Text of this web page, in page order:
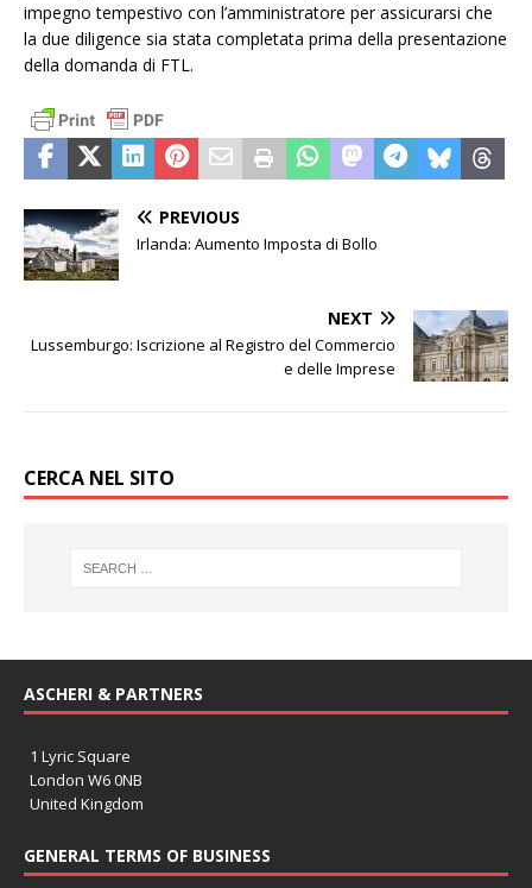
impegno tempestivo con l’amministratore per assicurarsi che
la due diligence sia stata completata prima della presentazione
della domanda di FTL.
PREVIOUS
Irlanda: Aumento Imposta di Bollo
NEXT
Lussemburgo: Iscrizione al Registro del Commercio
e delle Imprese
CERCA NEL SITO
ASCHERI & PARTNERS
1 Lyric Square
London W6 0NB
United Kingdom
GENERAL TERMS OF BUSINESS